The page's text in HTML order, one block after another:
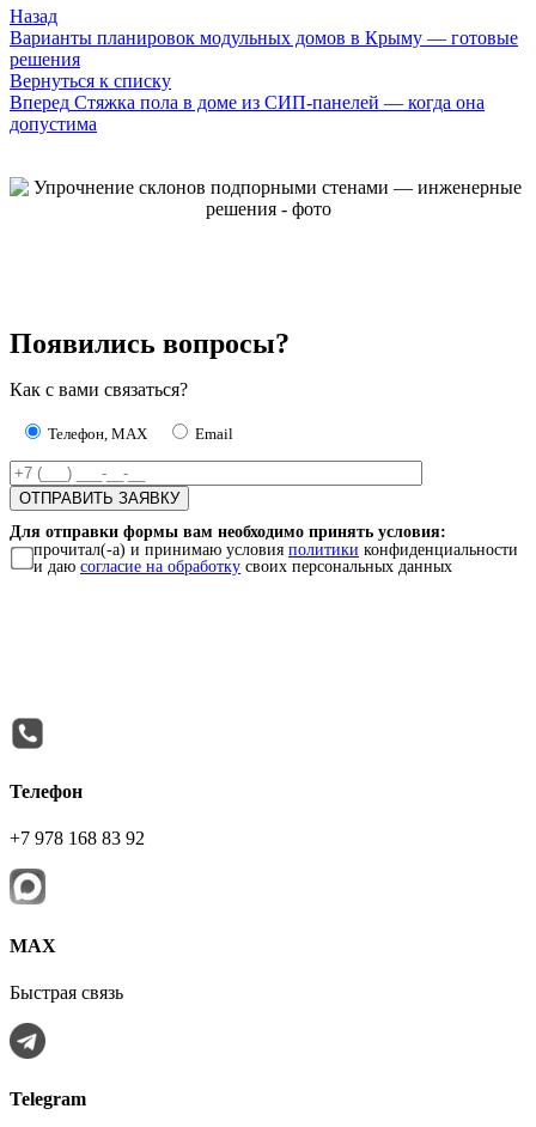
Назад
Варианты планировок модульных домов в Крыму — готовые
решения
Вернуться к списку
Вперед Стяжка пола в доме из СИП-панелей — когда она
допустима
Появились вопросы?
Как с вами связаться?
Телефон, MAX Email
Для отправки формы вам необходимо принять условия:
прочитал(-а) и принимаю условия политики конфиденциальности
и даю согласие на обработку своих персональных данных
Телефон
+7 978 168 83 92
МАХ
Быстрая связь
Telegram